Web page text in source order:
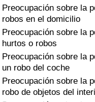
Preocupación sobre la
robos en el domicilio
Preocupación sobre la
hurtos o robos
Preocupación sobre la
un robo del coche
Preocupación sobre la
robo de objetos del
Índice de criminalidad
Sanidad
Índice de Sanidad
Índice de Sanidad